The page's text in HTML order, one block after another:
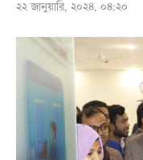
২২ জানুয়ারি, ২০২৪, ০৪:২০